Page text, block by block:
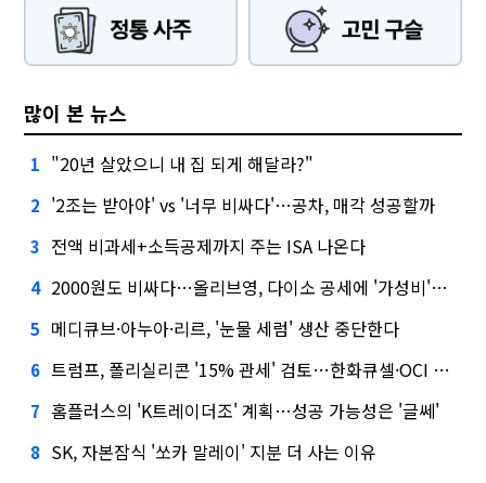
많이 본 뉴스
1 "20년 살았으니 내 집 되게 해달라?"
2 '2조는 받아야' vs '너무 비싸다'…공차, 매각 성공할까
3 전액 비과세+소득공제까지 주는 ISA 나온다
4 2000원도 비싸다…올리브영, 다이소 공세에 '가성비'로 맞불
5 메디큐브·아누아·리르, '눈물 세럼' 생산 중단한다
6 트럼프, 폴리실리콘 '15% 관세' 검토…한화큐셀·OCI 영향은?
7 홈플러스의 'K트레이더조' 계획…성공 가능성은 '글쎄'
8 SK, 자본잠식 '쏘카 말레이' 지분 더 사는 이유